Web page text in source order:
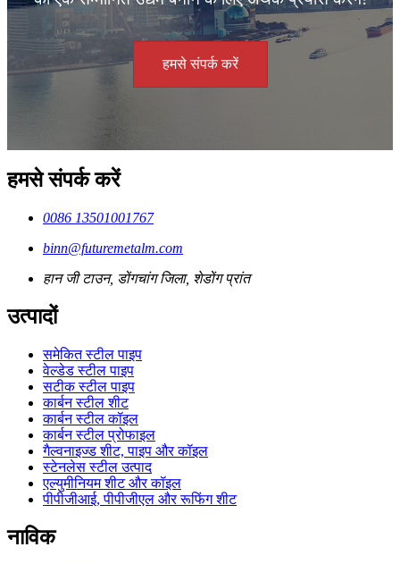
हमसे संपर्क करें
हमसे संपर्क करें
0086 13501001767
binn@futuremetalm.com
हान जी टाउन, डोंगचांग जिला, शेडोंग प्रांत
उत्पादों
समेकित स्टील पाइप
वेल्डेड स्टील पाइप
सटीक स्टील पाइप
कार्बन स्टील शीट
कार्बन स्टील कॉइल
कार्बन स्टील प्रोफाइल
गैल्वनाइज्ड शीट, पाइप और कॉइल
स्टेनलेस स्टील उत्पाद
एल्युमीनियम शीट और कॉइल
पीपीजीआई, पीपीजीएल और रूफिंग शीट
नाविक